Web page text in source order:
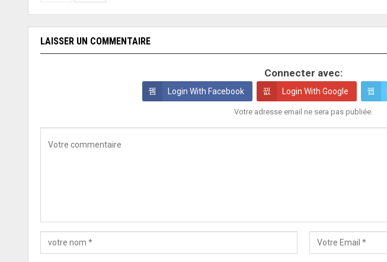
LAISSER UN COMMENTAIRE
Connecter avec:
Login With Facebook Login With Google
Votre adresse email ne sera pas publiée.